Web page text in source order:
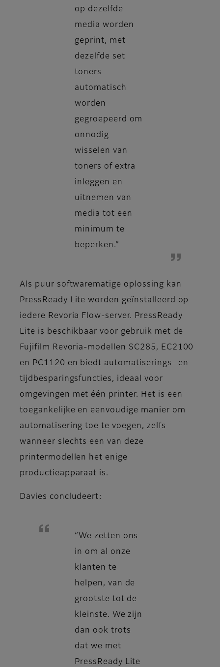
op dezelfde
media worden
geprint, met
dezelfde set
toners
automatisch
worden
gegroepeerd om
onnodig
wisselen van
toners of extra
inleggen en
uitnemen van
media tot een
minimum te
beperken.”
Als puur softwarematige oplossing kan
PressReady Lite worden geïnstalleerd op
iedere Revoria Flow-server. PressReady
Lite is beschikbaar voor gebruik met de
Fujifilm Revoria-modellen SC285, EC2100
en PC1120 en biedt automatiserings- en
tijdbesparingsfuncties, ideaal voor
omgevingen met één printer. Het is een
toegankelijke en eenvoudige manier om
automatisering toe te voegen, zelfs
wanneer slechts een van deze
printermodellen het enige
productieapparaat is.
Davies concludeert:
“We zetten ons
in om al onze
klanten te
helpen, van de
grootste tot de
kleinste. We zijn
dan ook trots
dat we met
PressReady Lite